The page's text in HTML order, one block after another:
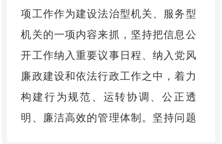
项工作作为建设法治型机关、服务型
机关的一项内容来抓， 坚持把信息公
开工作纳入重要议事日程、纳入党风
廉政建设和依法行政工作之中，着力
构建行为规范、运转协调、公正透
明、廉洁高效的管理体制。坚持问题